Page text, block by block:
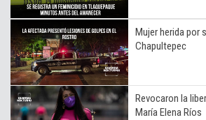
Mujer herida por
Chapultepec
Revocaron la
María Elena Ríos